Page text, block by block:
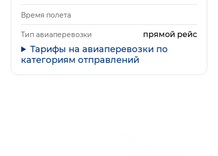
Время полета
Тип авиаперевозки прямой рейс
Тарифы на авиаперевозки по
категориям отправлений